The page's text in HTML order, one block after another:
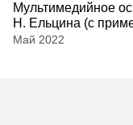
Мультимедийное
Н. Ельцина (с
Май 2022